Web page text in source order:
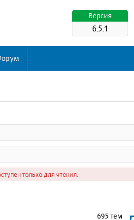
Версия
6.5.1
только для чтения.
695 тем